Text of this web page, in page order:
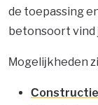
de toepassing
betonsoort vind
Mogelijkheden